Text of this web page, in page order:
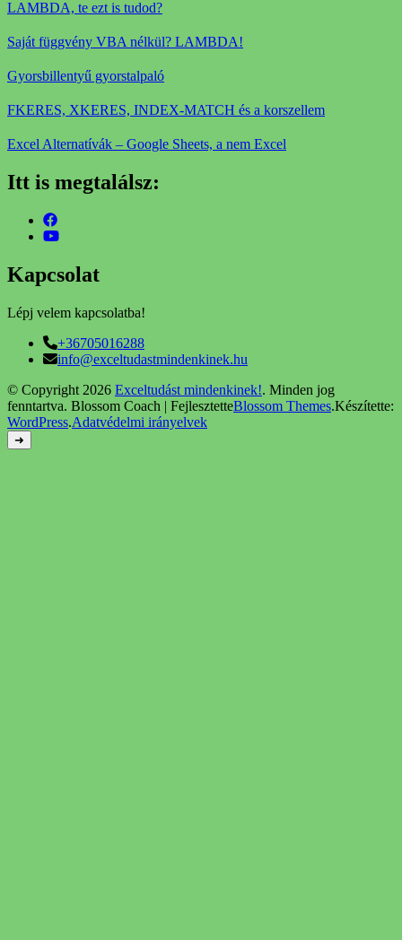
LAMBDA, te ezt is tudod?
Saját függvény VBA nélkül? LAMBDA!
Gyorsbillentyű gyorstalpaló
FKERES, XKERES, INDEX-MATCH és a korszellem
Excel Alternatívák – Google Sheets, a nem Excel
Itt is megtalálsz:
Kapcsolat
Lépj velem kapcsolatba!
+36705016288
info@exceltudastmindenkinek.hu
© Copyright 2026 Exceltudást mindenkinek!. Minden jog
fenntartva. Blossom Coach | FejlesztetteBlossom Themes.Készítette:
WordPress.Adatvédelmi irányelvek
➜